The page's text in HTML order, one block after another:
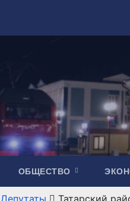
ОБЩЕСТВО
Депутаты Татарский